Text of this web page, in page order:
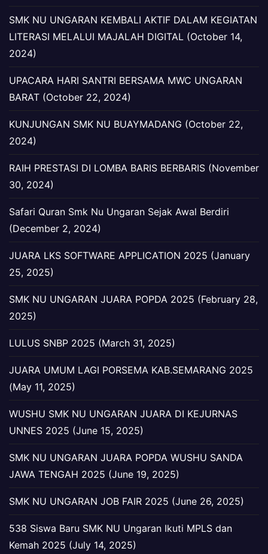
SMK NU UNGARAN KEMBALI AKTIF DALAM KEGIATAN
LITERASI MELALUI MAJALAH DIGITAL (October 14,
2024)
UPACARA HARI SANTRI BERSAMA MWC UNGARAN
BARAT (October 22, 2024)
KUNJUNGAN SMK NU BUAYMADANG (October 22,
2024)
RAIH PRESTASI DI LOMBA BARIS BERBARIS (November
30, 2024)
Safari Quran Smk Nu Ungaran Sejak Awal Berdiri
(December 2, 2024)
JUARA LKS SOFTWARE APPLICATION 2025 (January
25, 2025)
SMK NU UNGARAN JUARA POPDA 2025 (February 28,
2025)
LULUS SNBP 2025 (March 31, 2025)
JUARA UMUM LAGI PORSEMA KAB.SEMARANG 2025
(May 11, 2025)
WUSHU SMK NU UNGARAN JUARA DI KEJURNAS
UNNES 2025 (June 15, 2025)
SMK NU UNGARAN JUARA POPDA WUSHU SANDA
JAWA TENGAH 2025 (June 19, 2025)
SMK NU UNGARAN JOB FAIR 2025 (June 26, 2025)
538 Siswa Baru SMK NU Ungaran Ikuti MPLS dan
Kemah 2025 (July 14, 2025)